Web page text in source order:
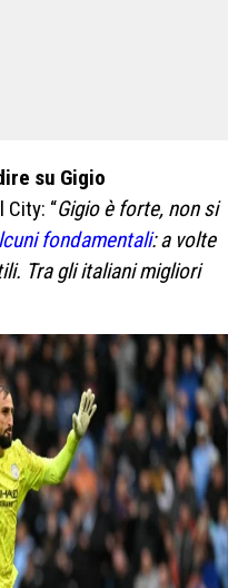
su Gigio
City: “Gigio è forte, non si
fondamentali: a volte
Tra gli italiani migliori